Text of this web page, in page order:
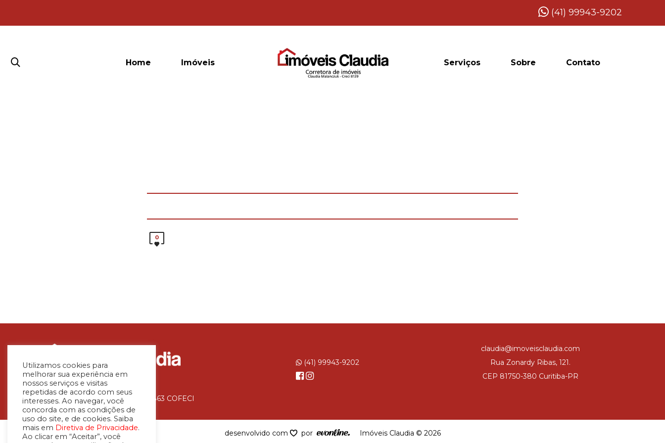
(41) 99943-9202
Home Imóveis Serviços Sobre Contato
0
Avaliadora Imobiliária – CNAI 36.863 COFECI
(41) 99943-9202
claudia@imoveisclaudia.com
Rua Zonardy Ribas, 121.
CEP 81750-380 Curitiba-PR
desenvolvido com por Imóveis Claudia © 2026
Utilizamos cookies para
melhorar sua experiência em
nossos serviços e visitas
repetidas de acordo com seus
interesses. Ao navegar, você
concorda com as condições de
uso do site, e de cookies. Saiba
mais em Diretiva de Privacidade.
Ao clicar em “Aceitar”, você